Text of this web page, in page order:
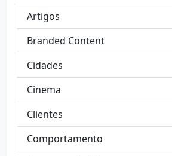
Artigos
Branded Content
Cidades
Cinema
Clientes
Comportamento